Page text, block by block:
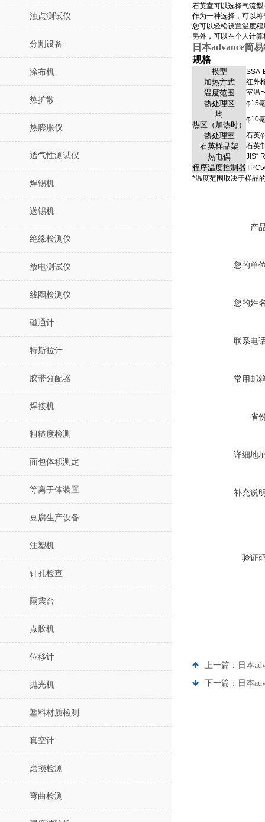
浊点测试仪
分割设备
涂布机
热扩散
热膨胀仪
透气性测试仪
焊锡机
送锡机
绝缘检测仪
放电测试仪
线圈检测仪
磁通计
特斯拉计
胶带分配器
焊接机
粗糙度检测
面包体积测定
等离子体装置
豆腐生产设备
注塑机
针孔检查
隔震台
点胶机
位移计
抛光机
塑料材质检测
真空计
磨损检测
弯曲检测
石英室可以选择气流
作为一种选择，可以
您可以轻松设置温度
另外，可以在个人计
日本advance简
规格
模型 SSA-
加热方式 红外
温度范围 室温
热处理区 φ15
均
热区（加热时）
φ10
热处理室 石英
石英样品架 石英
热电偶 JIS“
程序温度控制器
*温度范围取决于样品
产
您的单
您的姓
联系电
常用邮
省
详细地
补充说
验证
上一篇： 日本
下一篇： 日本